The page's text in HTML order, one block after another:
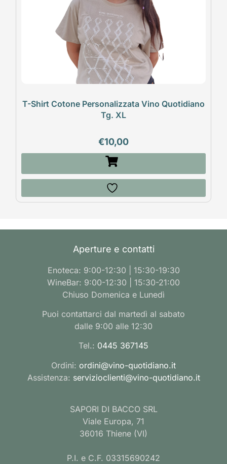
T-Shirt Cotone Personalizzata Vino Quotidiano
Tg. XL
€10,00
Aperture e contatti
Enoteca: 9:00-12:30 | 15:30-19:30
WineBar: 9:00-12:30 | 15:30-21:00
Chiuso Domenica e Lunedì
Puoi contattarci dal martedì al sabato
dalle 9:00 alle 12:30
Tel.: 0445 367145
Ordini: ordini@vino-quotidiano.it
Assistenza: servizioclienti@vino-quotidiano.it
SAPORI DI BACCO SRL
Viale Europa, 71
36016 Thiene (VI)
P.I. e C.F. 03315690242